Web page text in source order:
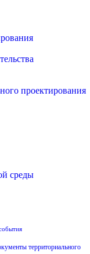
проектирования
среды
территориального